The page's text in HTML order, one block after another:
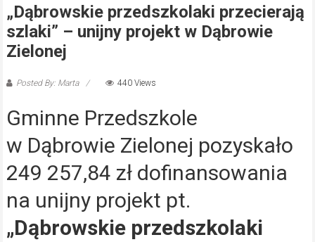
„Dąbrowskie przedszkolaki przecierają
szlaki” – unijny projekt w Dąbrowie
Zielonej
Posted By: Marta 440 Views
Gminne Przedszkole
w Dąbrowie Zielonej pozyskało
249 257,84 zł dofinansowania
na unijny projekt pt.
„Dąbrowskie przedszkolaki